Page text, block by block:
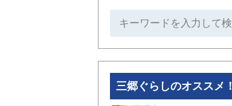
三郷ぐらしのオススメ！